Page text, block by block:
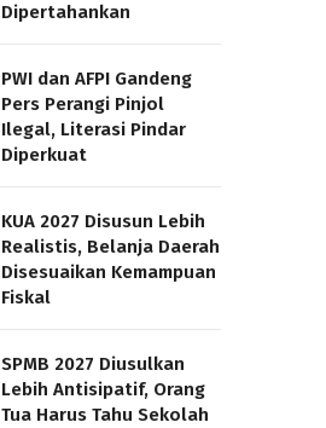
Dipertahankan
PWI dan AFPI Gandeng
Pers Perangi Pinjol
Ilegal, Literasi Pindar
Diperkuat
KUA 2027 Disusun Lebih
Realistis, Belanja Daerah
Disesuaikan Kemampuan
Fiskal
SPMB 2027 Diusulkan
Lebih Antisipatif, Orang
Tua Harus Tahu Sekolah